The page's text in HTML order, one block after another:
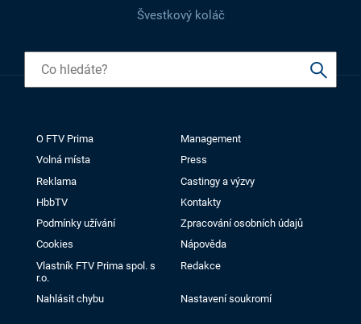
Švestkový koláč
O FTV Prima
Management
Volná místa
Press
Reklama
Castingy a výzvy
HbbTV
Kontakty
Podmínky užívání
Zpracování osobních údajů
Cookies
Nápověda
Vlastník FTV Prima spol. s
r.o.
Redakce
Nahlásit chybu Nastavení soukromí